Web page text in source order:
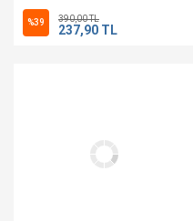
%39 390,00 TL
237,90 TL